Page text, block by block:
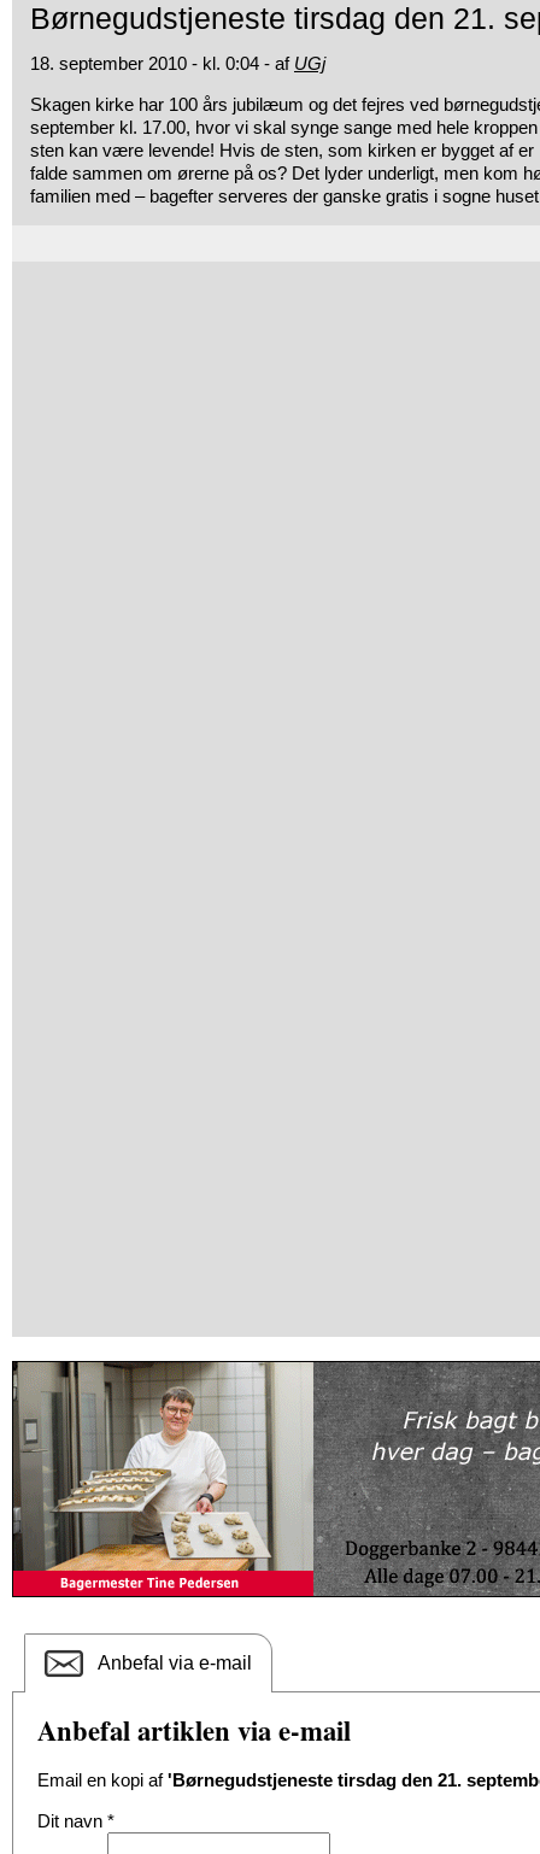
Børnegudstjeneste tirsdag den 21.
18. september 2010 - kl. 0:04 - af UGj
Skagen kirke har 100 års jubilæum og det fejres ved
september kl. 17.00, hvor vi skal synge sange med hele
sten kan være levende! Hvis de sten, som kirken er bygget af er
falde sammen om ørerne på os? Det lyder underligt, men kom
familien med – bagefter serveres der ganske gratis i sogne
Anbefal via e-mail
Anbefal artiklen via e-mail
Email en kopi af'Børnegudstjeneste tirsdag den 21.
Dit navn *